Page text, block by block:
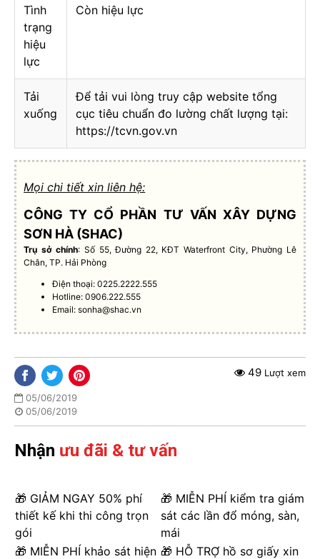
Tình
trạng
hiệu
lực
Còn hiệu lực
Tải
xuống
Để tải vui lòng truy cập website tổng
cục tiêu chuẩn đo lường chất lượng tại:
https://tcvn.gov.vn
Mọi chi tiết xin liên hệ:
CÔNG TY CỔ PHẦN TƯ VẤN XÂY DỰNG
SƠN HÀ (SHAC)
Trụ sở chính: Số 55, Đường 22, KĐT Waterfront City, Phường Lê
Chân, TP. Hải Phòng
Điện thoại: 0225.2222.555
Hotline: 0906.222.555
Email:sonha@shac.vn
05/06/2019
05/06/2019
49 Lượt xem
Nhận ưu đãi & tư vấn
🎁 GIẢM NGAY 50% phí
thiết kế khi thi công trọn
gói
🎁 MIỄN PHÍ kiểm tra giám
sát các lần đổ móng, sàn,
mái
🎁 MIỄN PHÍ khảo sát hiện 🎁 HỖ TRỢ hồ sơ giấy xin